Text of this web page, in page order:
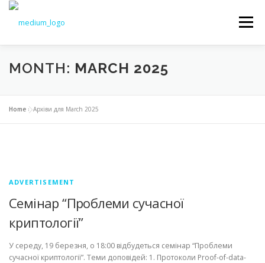
Меню
NEWS EDUCATION SCIENCE
INTRODUCTION
MONTH: MARCH 2025
Home »Архіви для March 2025
ADVERTISEMENT
Семінар “Проблеми сучасної
криптології”
У середу, 19 березня, о 18:00 відбудеться семінар “Проблеми
сучасної криптології”. Теми доповідей: 1. Протоколи Proof-of-data-